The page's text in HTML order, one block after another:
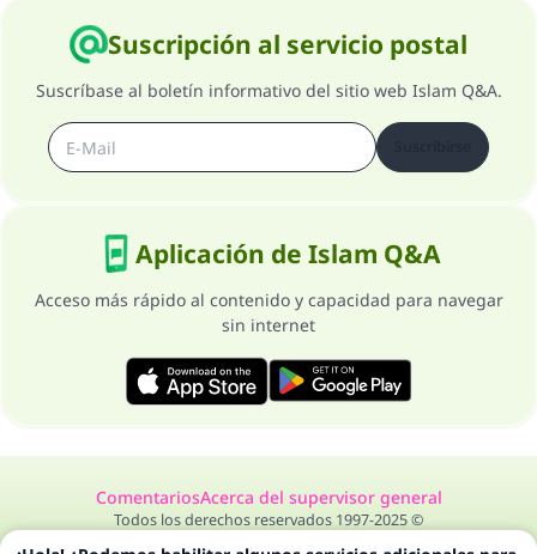
Suscripción al servicio postal
Suscríbase al boletín informativo del sitio web Islam Q&A.
Aplicación de Islam Q&A
Acceso más rápido al contenido y capacidad para navegar
sin internet
ComentariosAcerca del supervisor general
Todos los derechos reservados 1997-2025 ©